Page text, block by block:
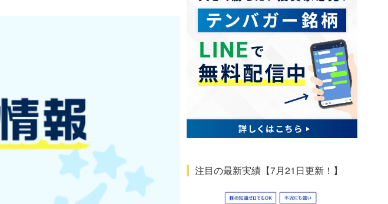
注目の最新実績【7月21日更新！】